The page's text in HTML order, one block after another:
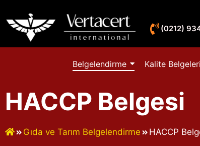
(0212)
Belgelendirme Kalite Belgeleri
HACCP Belgesi
Gıda ve Tarım Belgelendirme HACCP